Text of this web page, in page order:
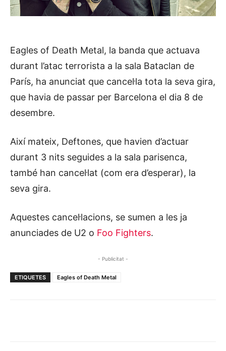
Eagles of Death Metal, la banda que actuava
durant l’atac terrorista a la sala Bataclan de
París, ha anunciat que cancel·la tota la seva gira,
que havia de passar per Barcelona el dia 8 de
desembre.
Així mateix, Deftones, que havien d’actuar
durant 3 nits seguides a la sala parisenca,
també han cancel·lat (com era d’esperar), la
seva gira.
Aquestes cancel·lacions, se sumen a les ja
anunciades de U2 o Foo Fighters.
- Publicitat -
ETIQUETES Eagles of Death Metal